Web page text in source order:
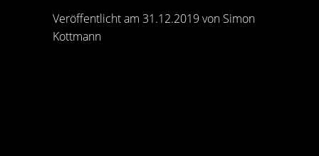
Veröffentlicht am 31.12.2019 von Simon
Kottmann